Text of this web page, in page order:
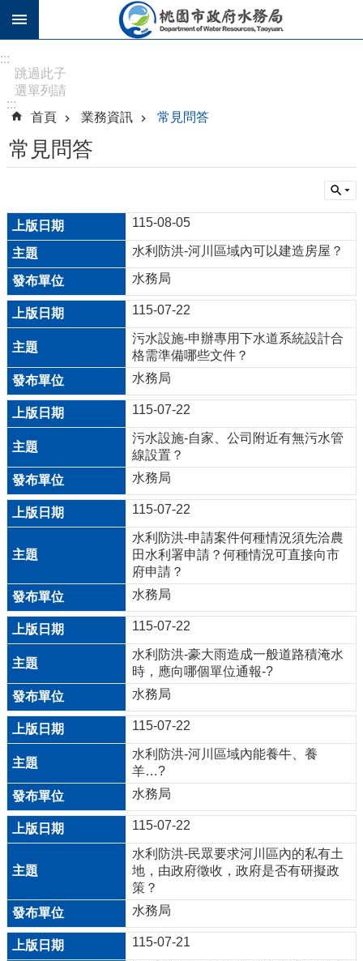
跳到主要內容區塊
階
搜
尋
公
告
認
識
水
務
機
關
通
訊
錄
業
務
資
民
服
務
政
府
資
訊
公
開
山
坡
地
範
圍
申
請
案
:::
跳過此子
選單列請
[Enter]，
繼續則按
[Tab]
:::
首頁
業務資訊 常見問答
常見問答
115-08-05
水利防洪-河川區域內可以建造房屋？
水務局
115-07-22
污水設施-申辦專用下水道系統設計合
格需準備哪些文件？
水務局
115-07-22
污水設施-自家、公司附近有無污水管
線設置？
水務局
115-07-22
水利防洪-申請案件何種情況須先洽農
田水利署申請？何種情況可直接向市
府申請？
水務局
115-07-22
水利防洪-豪大雨造成一般道路積淹水
時，應向哪個單位通報-?
水務局
115-07-22
水利防洪-河川區域內能養牛、養
羊…?
水務局
115-07-22
水利防洪-民眾要求河川區內的私有土
地，由政府徵收，政府是否有研擬政
策？
水務局
115-07-21